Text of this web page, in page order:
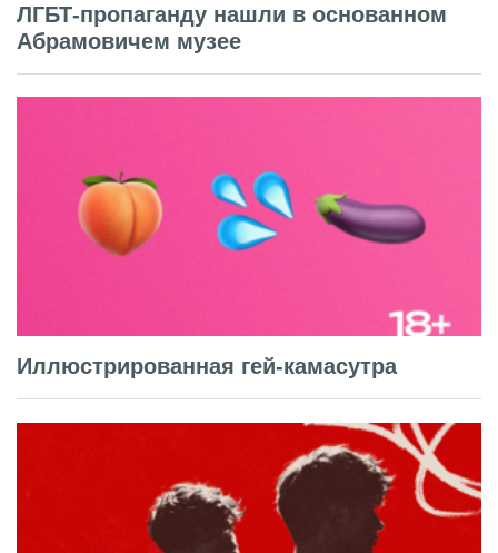
ЛГБТ-пропаганду нашли в основанном
Абрамовичем музее
Иллюстрированная гей-камасутра